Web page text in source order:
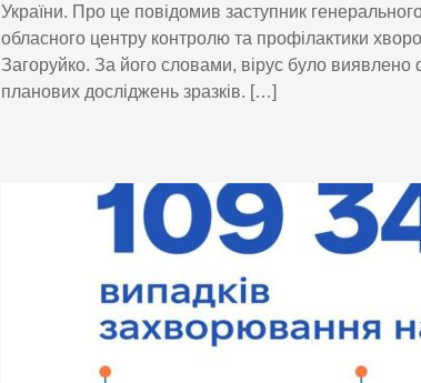
України. Про це повідомив заступник
обласного центру контролю та профілактики
Загоруйко. За його словами, вірус було
планових досліджень зразків. […]